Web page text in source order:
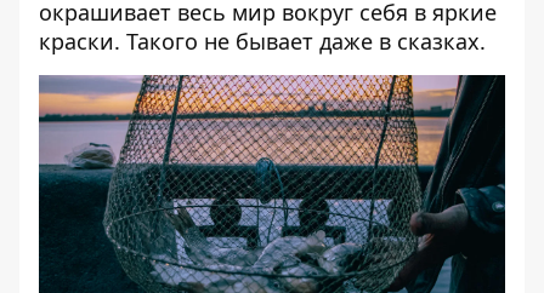
окрашивает весь мир вокруг себя в яркие
краски. Такого не бывает даже в сказках.